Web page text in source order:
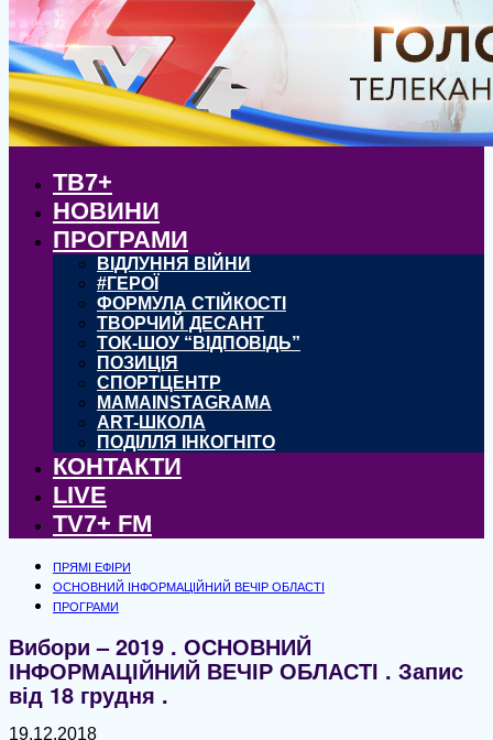
ТВ7+
НОВИНИ
ПРОГРАМИ
ВІДЛУННЯ ВІЙНИ
#ГЕРОЇ
ФОРМУЛА СТІЙКОСТІ
ТВОРЧИЙ ДЕСАНТ
ТОК-ШОУ “ВІДПОВІДЬ”
ПОЗИЦІЯ
СПОРТЦЕНТР
MAMAINSTAGRAMA
ART-ШКОЛА
ПОДІЛЛЯ ІНКОГНІТО
КОНТАКТИ
LIVE
TV7+ FM
ПРЯМІ ЕФІРИ
ОСНОВНИЙ ІНФОРМАЦІЙНИЙ ВЕЧІР ОБЛАСТІ
ПРОГРАМИ
Вибори – 2019 . ОСНОВНИЙ
ІНФОРМАЦІЙНИЙ ВЕЧІР ОБЛАСТІ . Запис
від 18 грудня .
19.12.2018